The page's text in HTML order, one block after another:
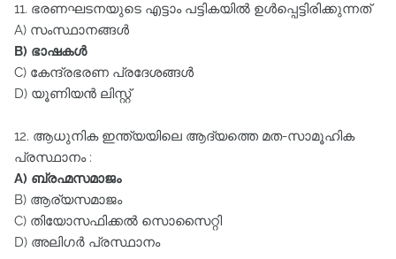
11. ഭരണഘടനയുടെ എട്ടാം പട്ടികയിൽ ഉൾപ്പെട്ടിരിക്കുന്നത്‌
A) സംസ്ഥാനങ്ങൾ
B) ഭാഷകൾ
C) കേന്ദ്രഭരണ പ്രദേശങ്ങൾ
D) യൂണിയൻ ലിസ്റ്റ്‌
12. ആധുനിക ഇന്ത്യയിലെ ആദ്യത്തെ മത-സാമൂഹിക
പ്രസ്ഥാനം :
A) ബ്രഹ്മസമാജം
B) ആര്യസമാജം
C) തിയോസഫിക്കൽ സൊസൈറ്റി
D) അലിഗർ പ്രസ്ഥാനം